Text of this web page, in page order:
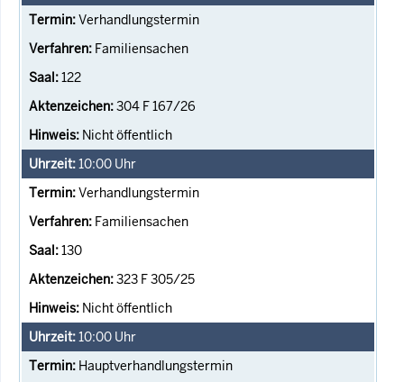
Verhandlungstermin
Familiensachen
122
304 F 167/26
Nicht öffentlich
10:00 Uhr
Verhandlungstermin
Familiensachen
130
323 F 305/25
Nicht öffentlich
10:00 Uhr
Hauptverhandlungstermin